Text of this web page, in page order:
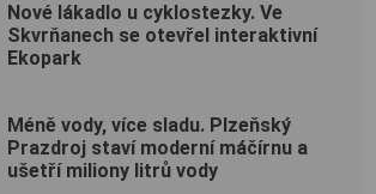
Nové lákadlo u cyklostezky. Ve
Skvrňanech se otevřel interaktivní
Ekopark
Méně vody, více sladu. Plzeňský
Prazdroj staví moderní máčírnu a
ušetří miliony litrů vody